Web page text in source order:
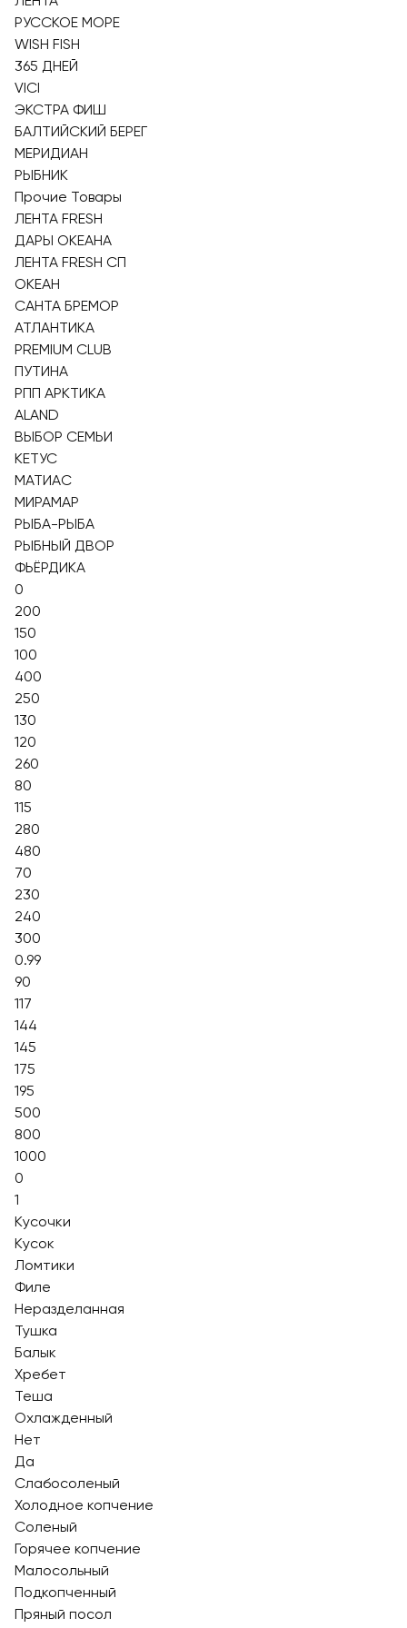
РУССКОЕ МОРЕ
WISH FISH
365 ДНЕЙ
VICI
ЭКСТРА ФИШ
БАЛТИЙСКИЙ БЕРЕГ
МЕРИДИАН
РЫБНИК
Прочие Товары
ЛЕНТА FRESH
ДАРЫ ОКЕАНА
ЛЕНТА FRESH СП
ОКЕАН
САНТА БРЕМОР
АТЛАНТИКА
PREMIUM CLUB
ПУТИНА
РПП АРКТИКА
ALAND
ВЫБОР СЕМЬИ
КЕТУС
МАТИАС
МИРАМАР
РЫБА-РЫБА
РЫБНЫЙ ДВОР
ФЬЁРДИКА
0
200
150
100
400
250
130
120
260
80
115
280
480
70
230
240
300
0.99
90
117
144
145
175
195
500
800
1000
0
1
Кусочки
Кусок
Ломтики
Филе
Неразделанная
Тушка
Балык
Хребет
Теша
Охлажденный
Нет
Да
Слабосоленый
Холодное копчение
Соленый
Горячее копчение
Малосольный
Подкопченный
Пряный посол